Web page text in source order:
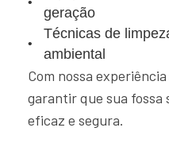
geração
Técnicas de
ambiental
Com nossa
garantir que sua fossa
eficaz e segura.